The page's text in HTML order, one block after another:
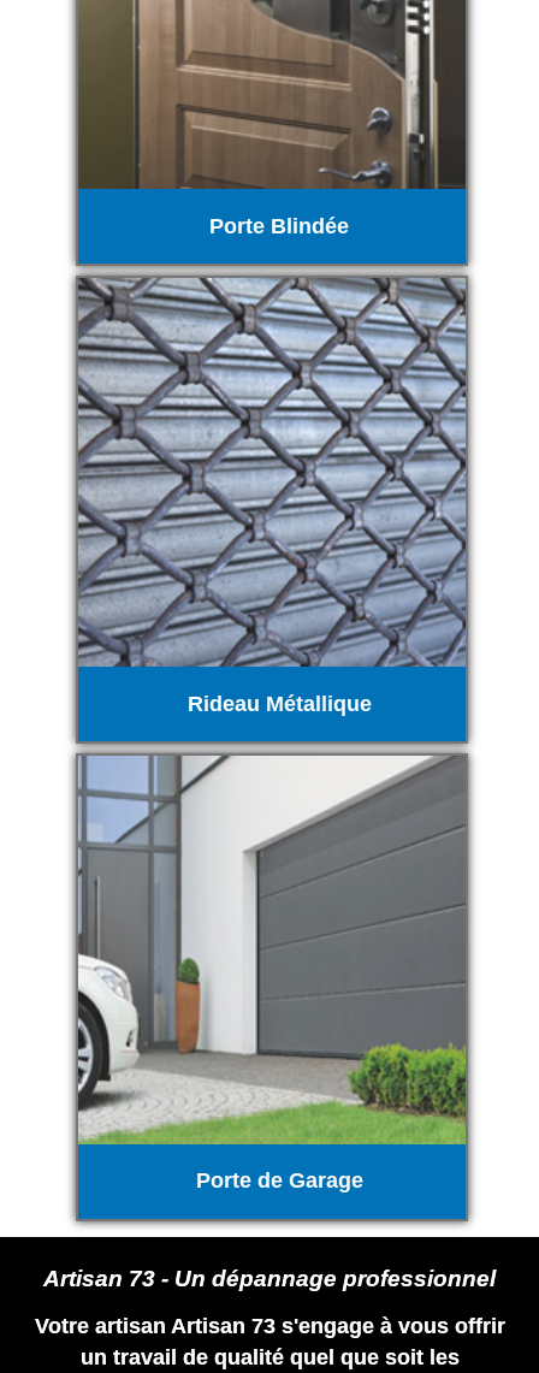
Porte Blindée
Rideau Métallique
Porte de Garage
Artisan 73 - Un dépannage professionnel
Votre artisan Artisan 73 s'engage à vous offrir
un travail de qualité quel que soit les